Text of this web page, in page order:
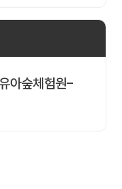
아숲체험원–